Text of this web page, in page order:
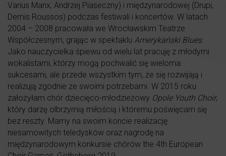
Varius Manx, Andrzej Piaseczny) i międzynarodowej (Drupi,
Demis Roussos) podczas festiwali i koncertów. W latach
2004 – 2008 pracowała we Wrocławskim Teatrze
Współczesnym, grając w spektaklu Amerykański Blues.
Jako nauczycielka śpiewu od wielu lat pracuję z młodymi
wokalistami, którzy mogą pochwalić się wieloma
sukcesami, ale przede wszystkim tym, że się rozwijają i
realizują zgodnie ze swoimi potrzebami. W 2015 roku
założyłam chór dziecięco-młodzieżowy Opole Youth Choir,
który darzę olbrzymią miłością i któremu poświęcam się
bez reszty. Mamy na swoim koncie realizację
niesamowitych teledysków oraz nagrodę na
międzynarodowym konkursie chórów the 4th European